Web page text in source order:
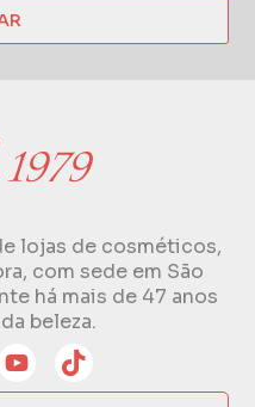
lojas de cosméticos,
com sede em São
há mais de 47 anos
beleza.